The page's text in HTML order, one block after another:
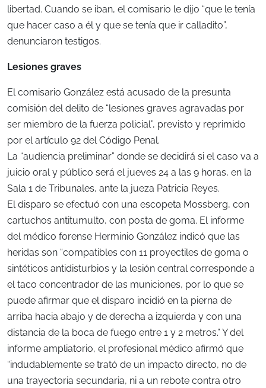
libertad. Cuando se iban, el comisario le dijo “que le tenía
que hacer caso a él y que se tenía que ir calladito”,
denunciaron testigos.
Lesiones graves
El comisario González está acusado de la presunta
comisión del delito de “lesiones graves agravadas por
ser miembro de la fuerza policial”, previsto y reprimido
por el artículo 92 del Código Penal.
La “audiencia preliminar” donde se decidirá si el caso va a
juicio oral y público será el jueves 24 a las 9 horas, en la
Sala 1 de Tribunales, ante la jueza Patricia Reyes.
El disparo se efectuó con una escopeta Mossberg, con
cartuchos antitumulto, con posta de goma. El informe
del médico forense Herminio González indicó que las
heridas son “compatibles con 11 proyectiles de goma o
sintéticos antidisturbios y la lesión central corresponde a
el taco concentrador de las municiones, por lo que se
puede afirmar que el disparo incidió en la pierna de
arriba hacia abajo y de derecha a izquierda y con una
distancia de la boca de fuego entre 1 y 2 metros.” Y del
informe ampliatorio, el profesional médico afirmó que
“indudablemente se trató de un impacto directo, no de
una trayectoria secundaria, ni a un rebote contra otro